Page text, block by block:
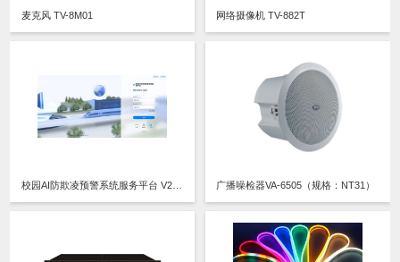
麦克风 TV-8M01 网络摄像机 TV-882T
校园AI防欺凌预警系统服务平台 V2.134 广播噪检器VA-6505（规格：NT31）